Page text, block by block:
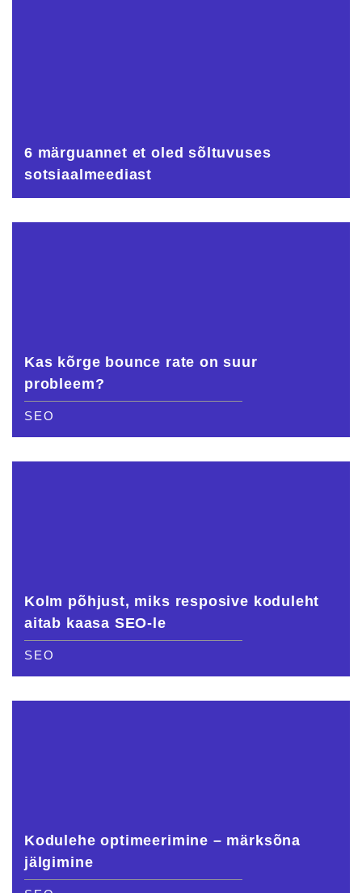
6 märguannet et oled sõltuvuses
sotsiaalmeediast
Kas kõrge bounce rate on suur
probleem?
SEO
Kolm põhjust, miks resposive koduleht
aitab kaasa SEO-le
SEO
Kodulehe optimeerimine – märksõna
jälgimine